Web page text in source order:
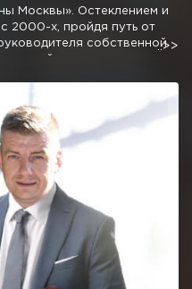
Москвы». Остеклением и
2000-х, пройдя путь от
собственной
низкие цены, 50% скидки и
от меня маркетологи,
нашей работы.
сравнивая наш подход и
что с нами можно и нужно
сотрудничество!